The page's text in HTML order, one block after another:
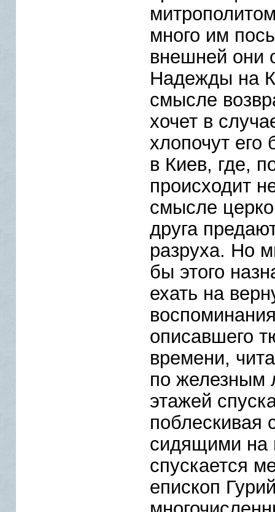
много им
внешней они
Надежды на
смысле
хочет в
хлопочут его
в Киев, где,
происходит
смысле
друга
разруха. Но
бы этого
ехать на
описавшего
времени,
по железным
этажей
поблескивая
сидящими на
спускается
епископ